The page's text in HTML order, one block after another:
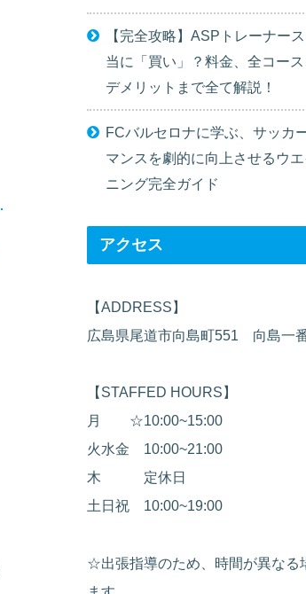
【完全攻略】ASPトレーナー
当に「買い」？料金、全コース
デメリットまで全て解説！
FCバルセロナに学ぶ、サッカ
マンスを劇的に向上させるウ
ニング完全ガイド
アクセス
【ADDRESS】
広島県尾道市向島町551 向島一
【STAFFED HOURS】
月 ☆10:00~15:00
火水金 10:00~21:00
木 定休日
土日祝 10:00~19:00
☆出張指導のため、時間が異なる